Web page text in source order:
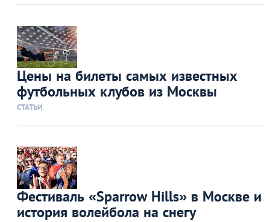
Цены на билеты самых известных
футбольных клубов из Москвы
СТАТЬИ
Фестиваль «Sparrow Hills» в Москве и
история волейбола на снегу